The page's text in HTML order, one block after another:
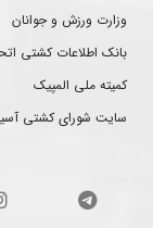
وزارت ورزش و جوانان
بانک اطلاعات کشتی
کمیته ملی المپیک
سایت شورای کشتی